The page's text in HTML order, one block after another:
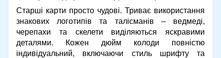
Старші карти просто чудові. Триває використання
знакових логотипів та талісманів – ведмеді,
черепахи та скелети виділяються яскравими
деталями. Кожен дюйм колоди повністю
індивідуальний, включаючи стиль шрифту та